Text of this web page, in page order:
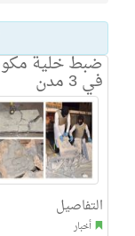
في 3 مدن
التفاصيل
أخبار